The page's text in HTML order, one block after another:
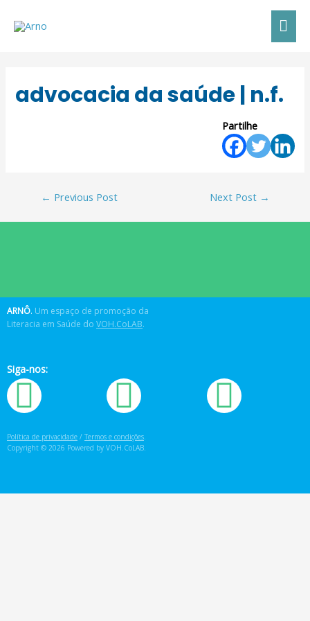
advocacia da saúde | n.f.
Partilhe
← Previous Post Next Post →
ARNÔ. Um espaço de promoção da
Literacia em Saúde do VOH.CoLAB.
Siga-nos:
Política de privacidade / Termos e condições.
Copyright © 2026 Powered by VOH.CoLAB.